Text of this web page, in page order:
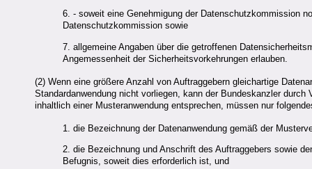
6. - soweit eine Genehmigung der Datenschutzkommission
Datenschutzkommission sowie
7. allgemeine Angaben über die getroffenen
Angemessenheit der Sicherheitsvorkehrungen erlauben.
(2) Wenn eine größere Anzahl von Auftraggebern gleichartige
Standardanwendung nicht vorliegen, kann der Bundeskanzler
inhaltlich einer Musteranwendung entsprechen, müssen nur
1. die Bezeichnung der Datenanwendung gemäß der
2. die Bezeichnung und Anschrift des Auftraggebers sowie
Befugnis, soweit dies erforderlich ist, und